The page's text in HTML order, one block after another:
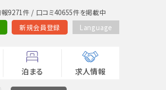
報9271件 / 口コミ40655件を掲載中
新規会員登録 Language
泊まる 求人情報